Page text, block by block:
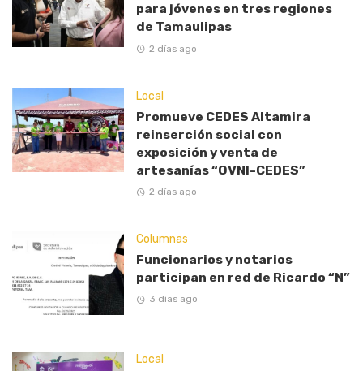
para jóvenes en tres regiones
de Tamaulipas
2 días ago
Local
Promueve CEDES Altamira
reinserción social con
exposición y venta de
artesanías “OVNI-CEDES”
2 días ago
Columnas
Funcionarios y notarios
participan en red de Ricardo “N”
3 días ago
Local